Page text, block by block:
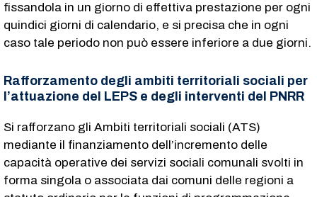
fissandola in un giorno di effettiva prestazione per ogni
quindici giorni di calendario, e si precisa che in ogni
caso tale periodo non può essere inferiore a due giorni.
Rafforzamento degli ambiti territoriali sociali per
l’attuazione del LEPS e degli interventi del PNRR
Si rafforzano gli Ambiti territoriali sociali (ATS)
mediante il finanziamento dell’incremento delle
capacità operative dei servizi sociali comunali svolti in
forma singola o associata dai comuni delle regioni a